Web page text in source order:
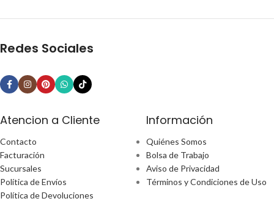
Redes Sociales
Atencion a Cliente
Contacto
Facturación
Sucursales
Política de Envíos
Política de Devoluciones
Información
Quiénes Somos
Bolsa de Trabajo
Aviso de Privacidad
Términos y Condiciones de Uso